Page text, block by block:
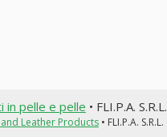
in pelle e pelle • FLI.P.A. S.R.L.
Leather Products• FLI.P.A. S.R.L.